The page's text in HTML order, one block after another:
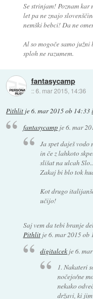
Se strinjam! Poznam
let pa ne znajo
nemški bebci! Da ne
Al so mogoče samo
sploh ne razumem.
fantasycamp
::6. mar 2015, 14:36
Pithlit je6. mar 2015 ob 14:33
fantasycampje6. mar
Ja spet daješ
in če z lahkoto
slišat na ulcah
Zakaj bi blo tok
Kot drugo
učijo!
Saj vem da tebi branje
Pithlitje6. mar 2015 ob
digitalcek je6.
1. Nakateri
nočejo/ne
nekako
državi, ki